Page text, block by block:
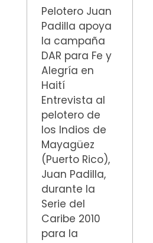
Pelotero Juan
Padilla apoya
la campaña
DAR para Fe y
Alegría en
Haití
Entrevista al
pelotero de
los Indios de
Mayagüez
(Puerto Rico),
Juan Padilla,
durante la
Serie del
Caribe 2010
para la